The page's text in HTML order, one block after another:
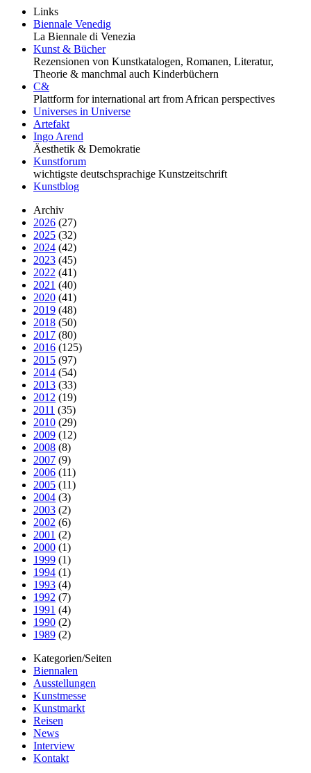
Links
Biennale Venedig
La Biennale di Venezia
Kunst & Bücher
Rezensionen von Kunstkatalogen, Romanen, Literatur,
Theorie & manchmal auch Kinderbüchern
C&
Plattform for international art from African perspectives
Universes in Universe
Artefakt
Ingo Arend
Äesthetik & Demokratie
Kunstforum
wichtigste deutschsprachige Kunstzeitschrift
Kunstblog
Archiv
2026 (27)
2025 (32)
2024 (42)
2023 (45)
2022 (41)
2021 (40)
2020 (41)
2019 (48)
2018 (50)
2017 (80)
2016 (125)
2015 (97)
2014 (54)
2013 (33)
2012 (19)
2011 (35)
2010 (29)
2009 (12)
2008 (8)
2007 (9)
2006 (11)
2005 (11)
2004 (3)
2003 (2)
2002 (6)
2001 (2)
2000 (1)
1999 (1)
1994 (1)
1993 (4)
1992 (7)
1991 (4)
1990 (2)
1989 (2)
Kategorien/Seiten
Biennalen
Ausstellungen
Kunstmesse
Kunstmarkt
Reisen
News
Interview
Kontakt